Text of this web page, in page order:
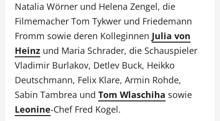
Natalia Wörner und Helena Zengel, die
Filmemacher Tom Tykwer und Friedemann
Fromm sowie deren Kolleginnen Julia von
Heinz und Maria Schrader, die Schauspieler
Vladimir Burlakov, Detlev Buck, Heikko
Deutschmann, Felix Klare, Armin Rohde,
Sabin Tambrea und Tom Wlaschiha sowie
Leonine-Chef Fred Kogel.